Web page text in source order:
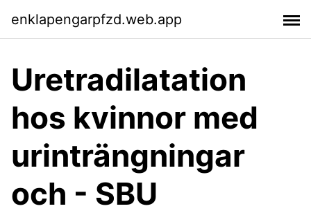
enklapengarpfzd.web.app
Uretradilatation
hos kvinnor med
urinträngningar
och - SBU